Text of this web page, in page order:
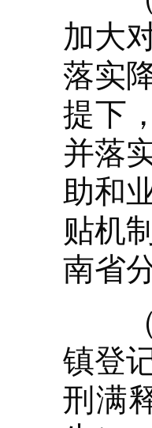
加大
落实
提下
并落
助和
贴机
南省
（
镇登
刑满